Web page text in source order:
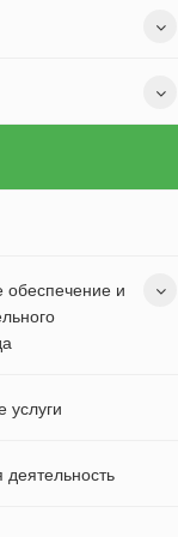
обеспечение и
услуги